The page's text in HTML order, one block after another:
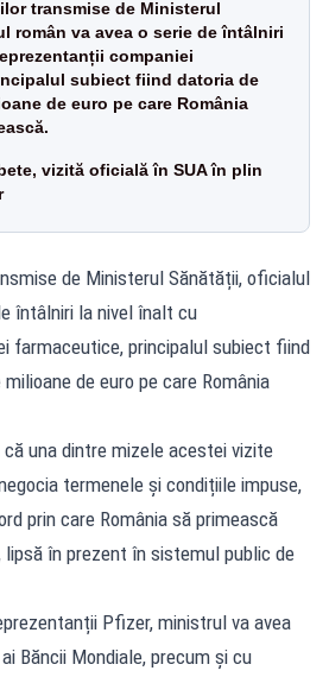
transmise de Ministerul
român va avea o serie de întâlniri
companiei
subiect fiind datoria de
de euro pe care România
vizită oficială în SUA în plin
de Ministerul Sănătății, oficialul
întâlniri la nivel înalt cu
farmaceutice, principalul subiect fiind
de euro pe care România
una dintre mizele acestei vizite
termenele și condițiile impuse,
prin care România să primească
lipsă în prezent în sistemul public de
Pfizer, ministrul va avea
Băncii Mondiale, precum și cu